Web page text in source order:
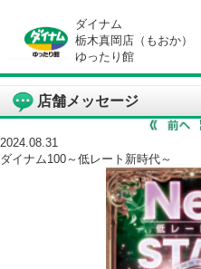
ダイナム
栃木真岡店（もおか）
ゆったり館
店舗メッセージ
2024.08.31
ダイナム100～低レート新時代～